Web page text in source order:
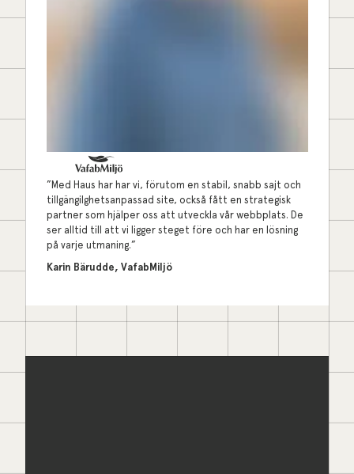
”Med Haus har har vi, förutom en stabil, snabb sajt och
tillgängilghetsanpassad site, också fått en strategisk
partner som hjälper oss att utveckla vår webbplats. De
ser alltid till att vi ligger steget före och har en lösning
på varje utmaning.”
Karin Bärudde, VafabMiljö